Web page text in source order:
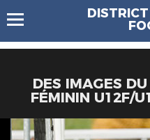
DES IMAGES
FÉMININ U12F/